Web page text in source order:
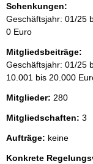
Schenkungen:
Geschäftsjahr: 01/25
0 Euro
Mitgliedsbeiträge:
Geschäftsjahr: 01/25
10.001 bis 20.000
Mitglieder: 280
Mitgliedschaften: 3
Aufträge: keine
Konkrete